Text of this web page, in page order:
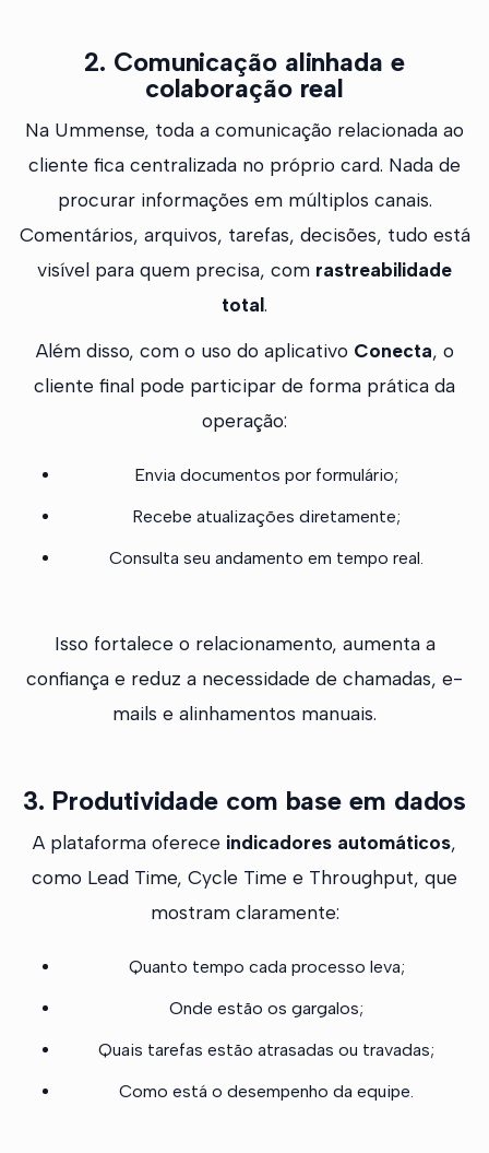
2. Comunicação alinhada e
colaboração real
Na Ummense, toda a comunicação relacionada ao
cliente fica centralizada no próprio card. Nada de
procurar informações em múltiplos canais.
Comentários, arquivos, tarefas, decisões, tudo está
visível para quem precisa, com rastreabilidade
total.
Além disso, com o uso do aplicativo Conecta, o
cliente final pode participar de forma prática da
operação:
Envia documentos por formulário;
Recebe atualizações diretamente;
Consulta seu andamento em tempo real.
Isso fortalece o relacionamento, aumenta a
confiança e reduz a necessidade de chamadas, e-
mails e alinhamentos manuais.
3. Produtividade com base em dados
A plataforma oferece indicadores automáticos,
como Lead Time, Cycle Time e Throughput, que
mostram claramente:
Quanto tempo cada processo leva;
Onde estão os gargalos;
Quais tarefas estão atrasadas ou travadas;
Como está o desempenho da equipe.